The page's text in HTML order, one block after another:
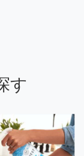
す